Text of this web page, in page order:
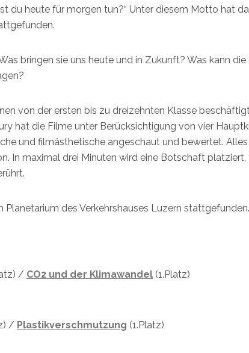
du heute für morgen tun?“ Unter diesem Motto hat
bringen sie uns heute und in Zukunft? Was kann die
von der ersten bis zu dreizehnten Klasse
hat die Filme unter Berücksichtigung von vier
und filmästhetische angeschaut und bewertet.
In maximal drei Minuten wird eine Botschaft
Planetarium des Verkehrshauses Luzern
/ CO2 und der Klimawandel (1.Platz)
/ Plastikverschmutzung (1.Platz)